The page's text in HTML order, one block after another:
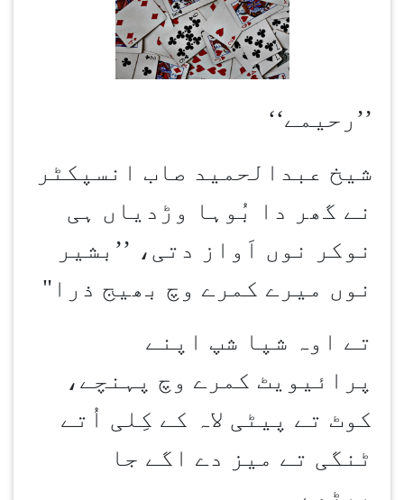
’’ رحیمے‘‘
شیخ عبدالحمید صاب انسپکٹر
نے گھر دا بُوہا وڑدیاں ہی
نوکر نوں اَواز دتی، ’’بشیر
نوں میرے کمرے وچ بھیج ذرا"
تے اوہ شپا شپ اپنے
پرائیویٹ کمرے وچ پہنچے،
کوٹ تے پیٹی لاہ کے کِلی اُتے
ٹنگی تے میز دے اگے جا